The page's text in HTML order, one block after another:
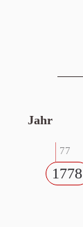
Jahr
77
1778